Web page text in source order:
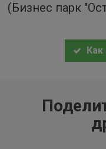
(Бизнес парк